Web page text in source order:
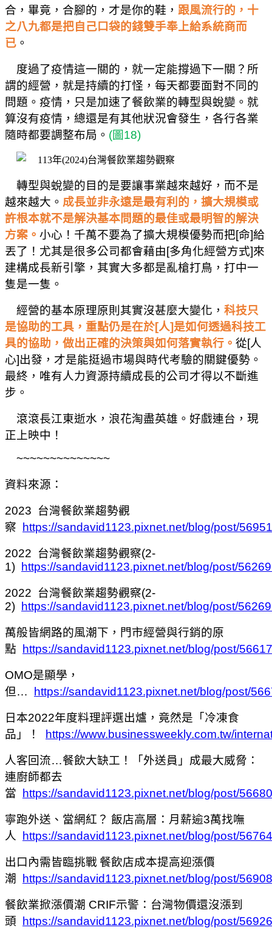
合，畢竟，合腳的，才是你的鞋， 跟風流行的，十
之八九都是把自己口袋的錢雙手奉上給系統商而
已 。
度過了疫情這一關的，就一定能撐過下一關？所
謂的經營，就是持續的打怪，每天都要面對不同的
問題。疫情，只是加速了餐飲業的轉型與蛻變。就
算沒有疫情，總還是有其他狀況會發生，各行各業
隨時都要調整布局。 (圖18)
轉型與蛻變的目的是要讓事業越來越好，而不是
越來越大。 成長並非永遠是最有利的，擴大規模或
許根本就不是解決基本問題的最佳或最明智的解決
方案。 小心！千萬不要為了擴大規模優勢而把[命]給
丟了！尤其是很多公司都會藉由 [多角化經營方式]來
建構成長新引擎，其實大多都是亂槍打鳥，打中一
隻是一隻。
經營的基本原理原則其實沒甚麼大變化， 科技只
是協助的工具，重點仍是在於[人]是如何透過科技工
具的協助，做出正確的決策與如何落實執行。 從[人
心]出發，才是能挺過市場與時代考驗的關鍵優勢。
最終，唯有人力資源持續成長的公司才得以不斷進
步。
滾滾長江東逝水，浪花淘盡英雄。好戲連台，現
正上映中！
~~~~~~~~~~~~~~
資料來源：
2023 台灣餐飲業趨勢觀
察
https://sandavid1123.pixnet.net/blog/post/
2022 台灣餐飲業趨勢觀察(2-
1)
https://sandavid1123.pixnet.net/blog/post/
2022 台灣餐飲業趨勢觀察(2-
2)
https://sandavid1123.pixnet.net/blog/post/
萬般皆網路的風潮下，門市經營與行銷的原
點
https://sandavid1123.pixnet.net/blog/post/
OMO是顯學，
但…
https://sandavid1123.pixnet.net/blog/post/
日本2022年度料理評選出爐，竟然是「冷凍食
品」！
https://www.businessweekly.com.tw/
人客回流…餐飲大缺工！「外送員」成最大威脅：
連廚師都去
當
https://sandavid1123.pixnet.net/blog/post/
寧跑外送、當網紅？ 飯店高層：月薪逾3萬找嘸
人
https://sandavid1123.pixnet.net/blog/post/
出口內需皆臨挑戰 餐飲店成本提高迎漲價
潮
https://sandavid1123.pixnet.net/blog/post/
餐飲業掀漲價潮 CRIF示警：台灣物價還沒漲到
頭
https://sandavid1123.pixnet.net/blog/post/